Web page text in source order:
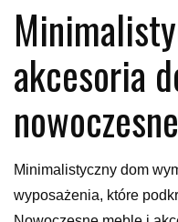
akcesoria
Minimalistyczny dom
wyposażenia, które